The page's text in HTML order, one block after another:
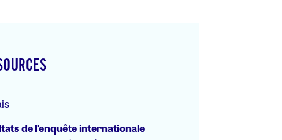
de l'enquête internationale